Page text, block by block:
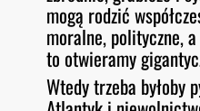
mogą rodzić
moralne, polityczne,
to otwieramy
Wtedy trzeba byłoby